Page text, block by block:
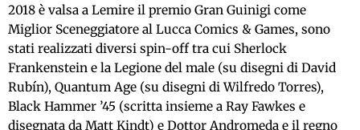
2018 è valsa a Lemire il premio Gran Guinigi come
Miglior Sceneggiatore al Lucca Comics & Games, sono
stati realizzati diversi spin-off tra cui Sherlock
Frankenstein e la Legione del male (su disegni di David
Rubín), Quantum Age (su disegni di Wilfredo Torres),
Black Hammer ’45 (scritta insieme a Ray Fawkes e
disegnata da Matt Kindt) e Dottor Andromeda e il regno